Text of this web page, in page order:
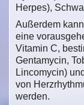
Herpes),
Außerdem
eine
Vitamin C,
Gentamycin,
Lincomycin)
von
werden.